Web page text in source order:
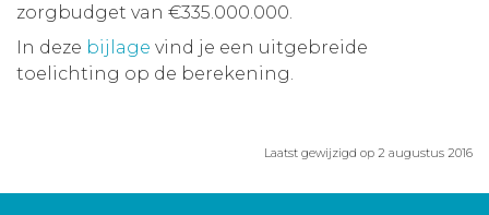
zorgbudget van €335.000.000.
In deze bijlage vind je een uitgebreide
toelichting op de berekening.
Laatst gewijzigd op 2 augustus 2016